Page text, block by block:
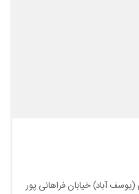
آباد) خیابان فراهانی پور